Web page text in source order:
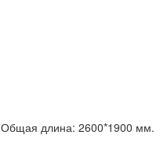
Общая длина: 2600*1900 мм.